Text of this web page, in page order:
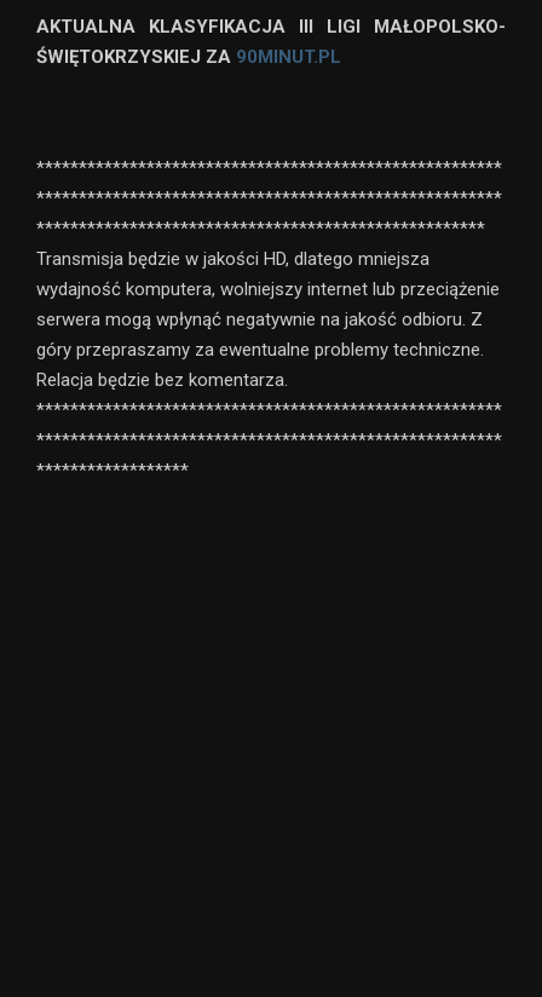
AKTUALNA KLASYFIKACJA III LIGI MAŁOPOLSKO-
ŚWIĘTOKRZYSKIEJ ZA 90MINUT.PL
*******************************************************
*******************************************************
*****************************************************
Transmisja będzie w jakości HD, dlatego mniejsza
wydajność komputera, wolniejszy internet lub przeciążenie
serwera mogą wpłynąć negatywnie na jakość odbioru. Z
góry przepraszamy za ewentualne problemy techniczne.
Relacja będzie bez komentarza.
*******************************************************
*******************************************************
******************